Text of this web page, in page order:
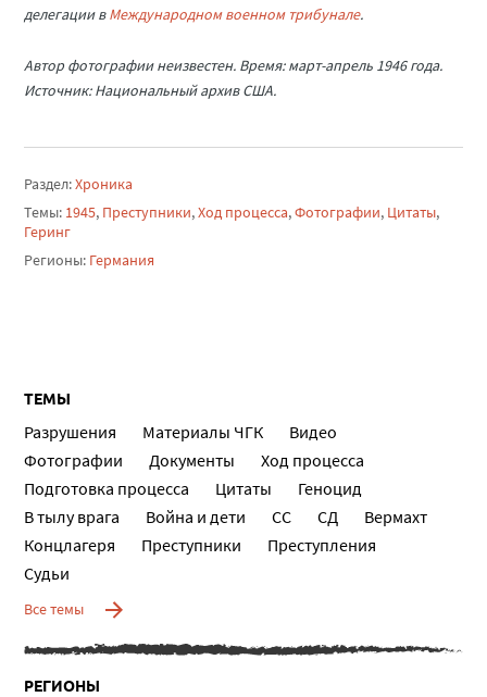
делегации вМеждународном военном трибунале.
Автор фотографии неизвестен. Время: март-апрель 1946 года.
Источник: Национальный архив США.
Раздел:Хроника
Темы: 1945, Преступники,Ход процесса,Фотографии, Цитаты,
Геринг
Регионы: Германия
ТЕМЫ
Разрушения Материалы ЧГК
Видео
Фотографии
Документы
Ход процесса
Подготовка процесса
Цитаты
Геноцид
В тылу врага
Война и дети СС СД
Вермахт
Концлагеря
Преступники
Преступления
Судьи
Все темы
РЕГИОНЫ